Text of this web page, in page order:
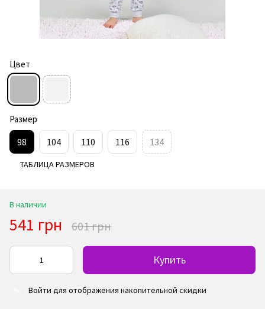
Цвет
Размер
98 104 110 116 134
ТАБЛИЦА РАЗМЕРОВ
В наличии
541 грн 601 грн
Купить
Войти для отображения накопительной скидки